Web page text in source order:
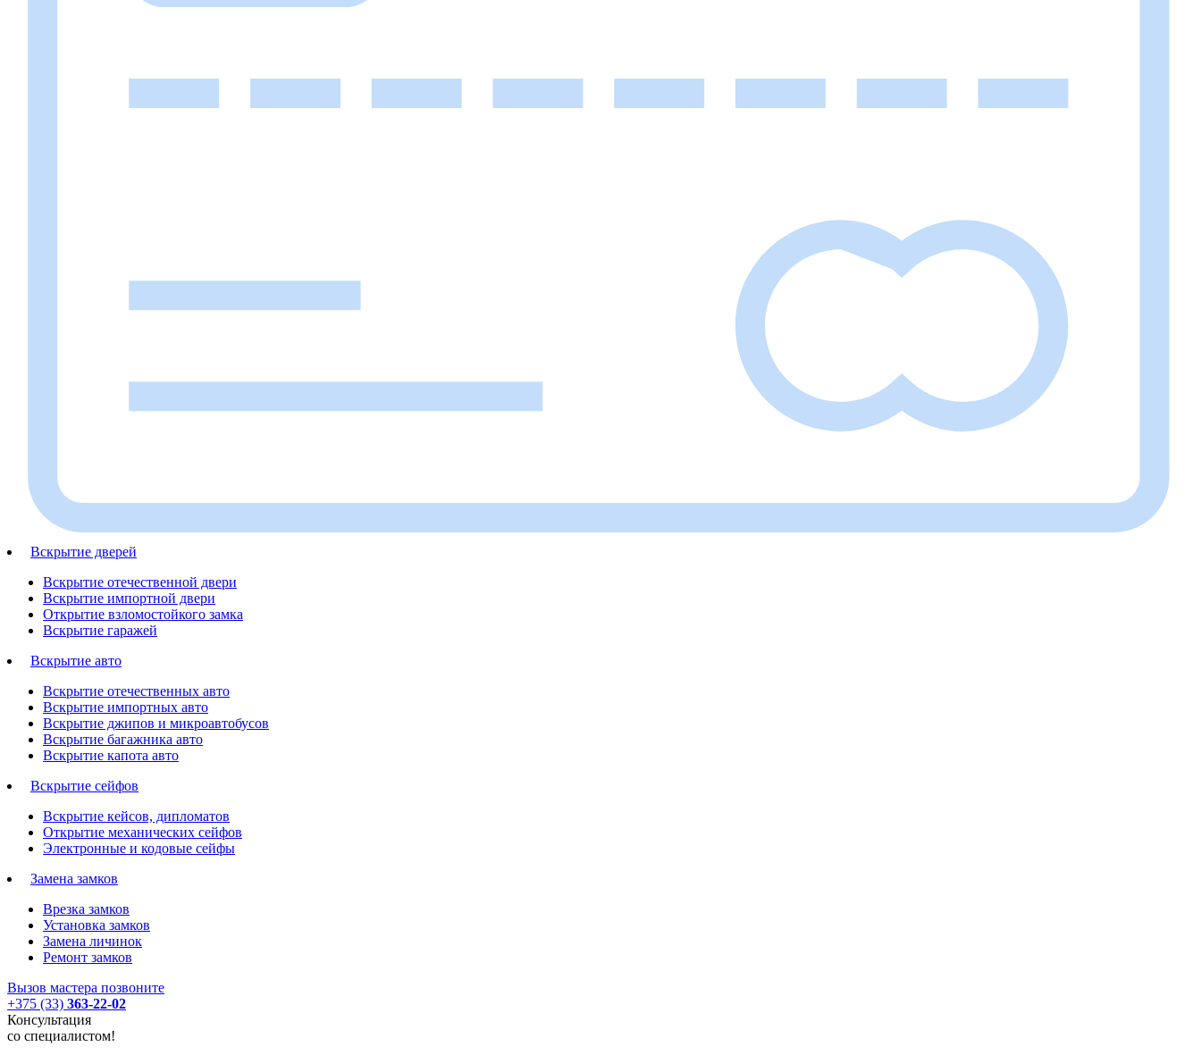
Вскрытие дверей
Вскрытие отечественной двери
Вскрытие импортной двери
Открытие взломостойкого замка
Вскрытие гаражей
Вскрытие авто
Вскрытие отечественных авто
Вскрытие импортных авто
Вскрытие джипов и микроавтобусов
Вскрытие багажника авто
Вскрытие капота авто
Вскрытие сейфов
Вскрытие кейсов, дипломатов
Открытие механических сейфов
Электронные и кодовые сейфы
Замена замков
Врезка замков
Установка замков
Замена личинок
Ремонт замков
Вызов мастера позвоните
+375 (33) 363-22-02
Консультация
со специалистом!